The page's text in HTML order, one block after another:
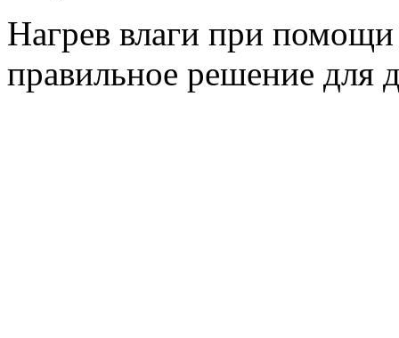
Нагрев влаги при
правильное решение для